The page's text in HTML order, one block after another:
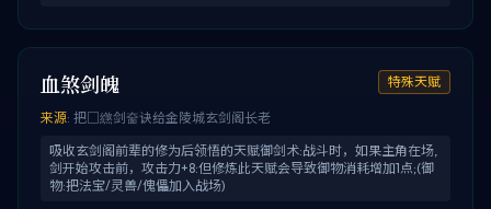
血煞剑魄 特殊天赋
来源: 把□繺剑奤诀给金陵城玄剑阁长老
吸收玄剑阁前辈的修为后领悟的天赋御剑术:战斗时，如果主角在场,
剑开始攻击前，攻击力+8:但修炼此天赋会导致御物消耗增加1点;(御
物:把法宝/灵兽/傀儡加入战场)